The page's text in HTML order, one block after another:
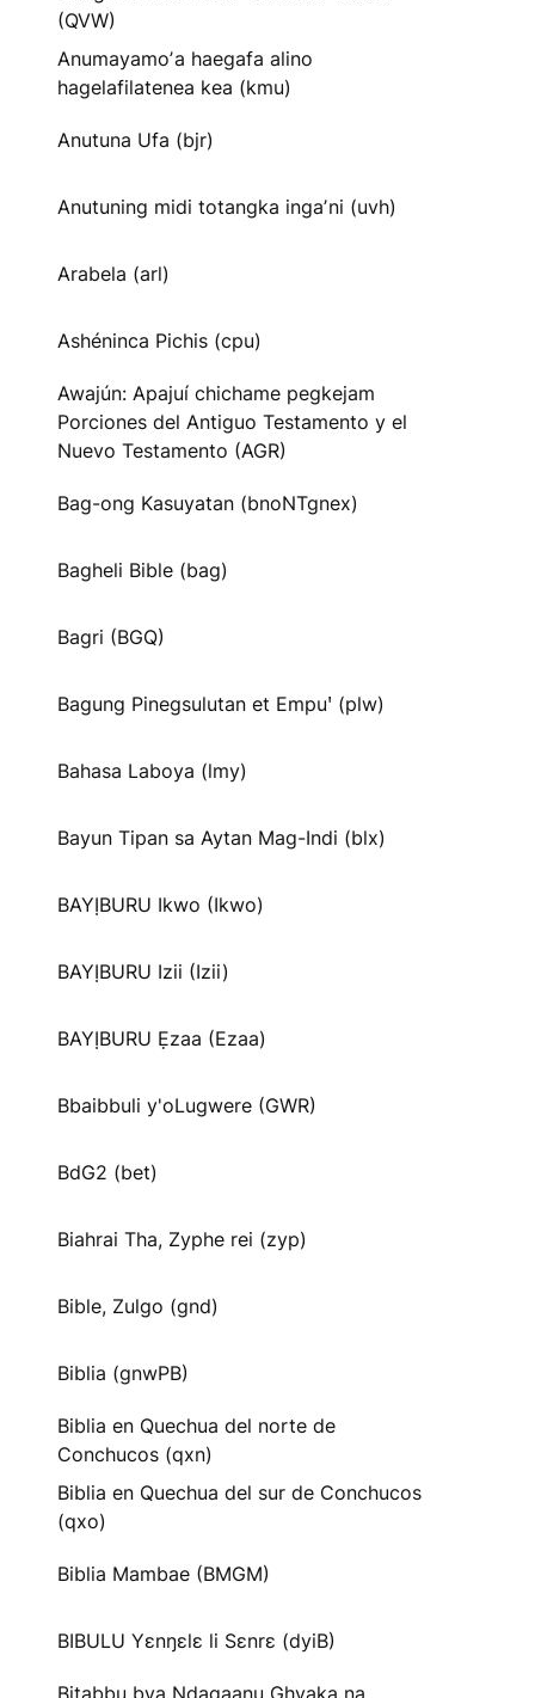
(QVW)
Anumayamoʼa haegafa alino
hagelafilatenea kea (kmu)
Anutuna Ufa (bjr)
Anutuning midi totangka ingaʼni (uvh)
Arabela (arl)
Ashéninca Pichis (cpu)
Awajún: Apajuí chichame pegkejam
Porciones del Antiguo Testamento y el
Nuevo Testamento (AGR)
Bag-ong Kasuyatan (bnoNTgnex)
Bagheli Bible (bag)
Bagri (BGQ)
Bagung Pinegsulutan et Empuꞌ (plw)
Bahasa Laboya (lmy)
Bayun Tipan sa Aytan Mag-Indi (blx)
BAYỊBURU Ikwo (Ikwo)
BAYỊBURU Izii (Izii)
BAYỊBURU Ẹzaa (Ezaa)
Bbaibbuli y'oLugwere (GWR)
BdG2 (bet)
Biahrai Tha, Zyphe rei (zyp)
Bible, Zulgo (gnd)
Biblia (gnwPB)
Biblia en Quechua del norte de
Conchucos (qxn)
Biblia en Quechua del sur de Conchucos
(qxo)
Biblia Mambae (BMGM)
BIBULU Yɛnŋɛlɛ li Sɛnrɛ (dyiB)
Bitabbu bya Ndagaanu Ghyaka na